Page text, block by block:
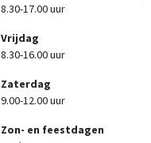
8.30-17.00 uur
Vrijdag
8.30-16.00 uur
Zaterdag
9.00-12.00 uur
Zon- en feestdagen